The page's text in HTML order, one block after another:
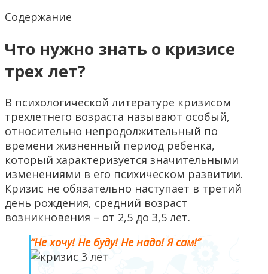
Содержание
Что нужно знать о кризисе
трех лет?
В психологической литературе кризисом
трехлетнего возраста называют особый,
относительно непродолжительный по
времени жизненный период ребенка,
который характеризуется значительными
изменениями в его психическом развитии.
Кризис не обязательно наступает в третий
день рождения, средний возраст
возникновения – от 2,5 до 3,5 лет.
“Не хочу! Не буду! Не надо! Я сам!”